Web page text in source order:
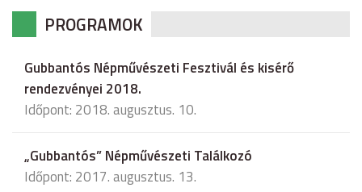
PROGRAMOK
Gubbantós Népművészeti Fesztivál és kisérő
rendezvényei 2018.
Időpont: 2018. augusztus. 10.
„Gubbantós” Népművészeti Találkozó
Időpont: 2017. augusztus. 13.